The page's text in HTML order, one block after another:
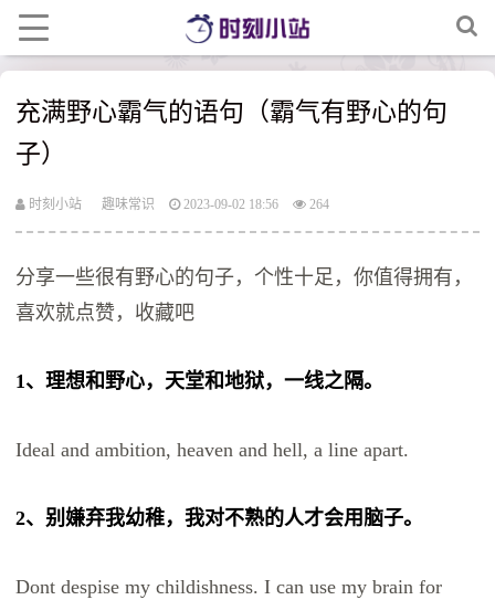
充满野心霸气的语句（霸气有野心的句
子）
时刻小站 趣味常识 2023-09-02 18:56 264
分享一些很有野心的句子，个性十足，你值得拥有，
喜欢就点赞，收藏吧
1、理想和野心，天堂和地狱，一线之隔。
Ideal and ambition, heaven and hell, a line apart.
2、别嫌弃我幼稚，我对不熟的人才会用脑子。
Dont despise my childishness. I can use my brain for